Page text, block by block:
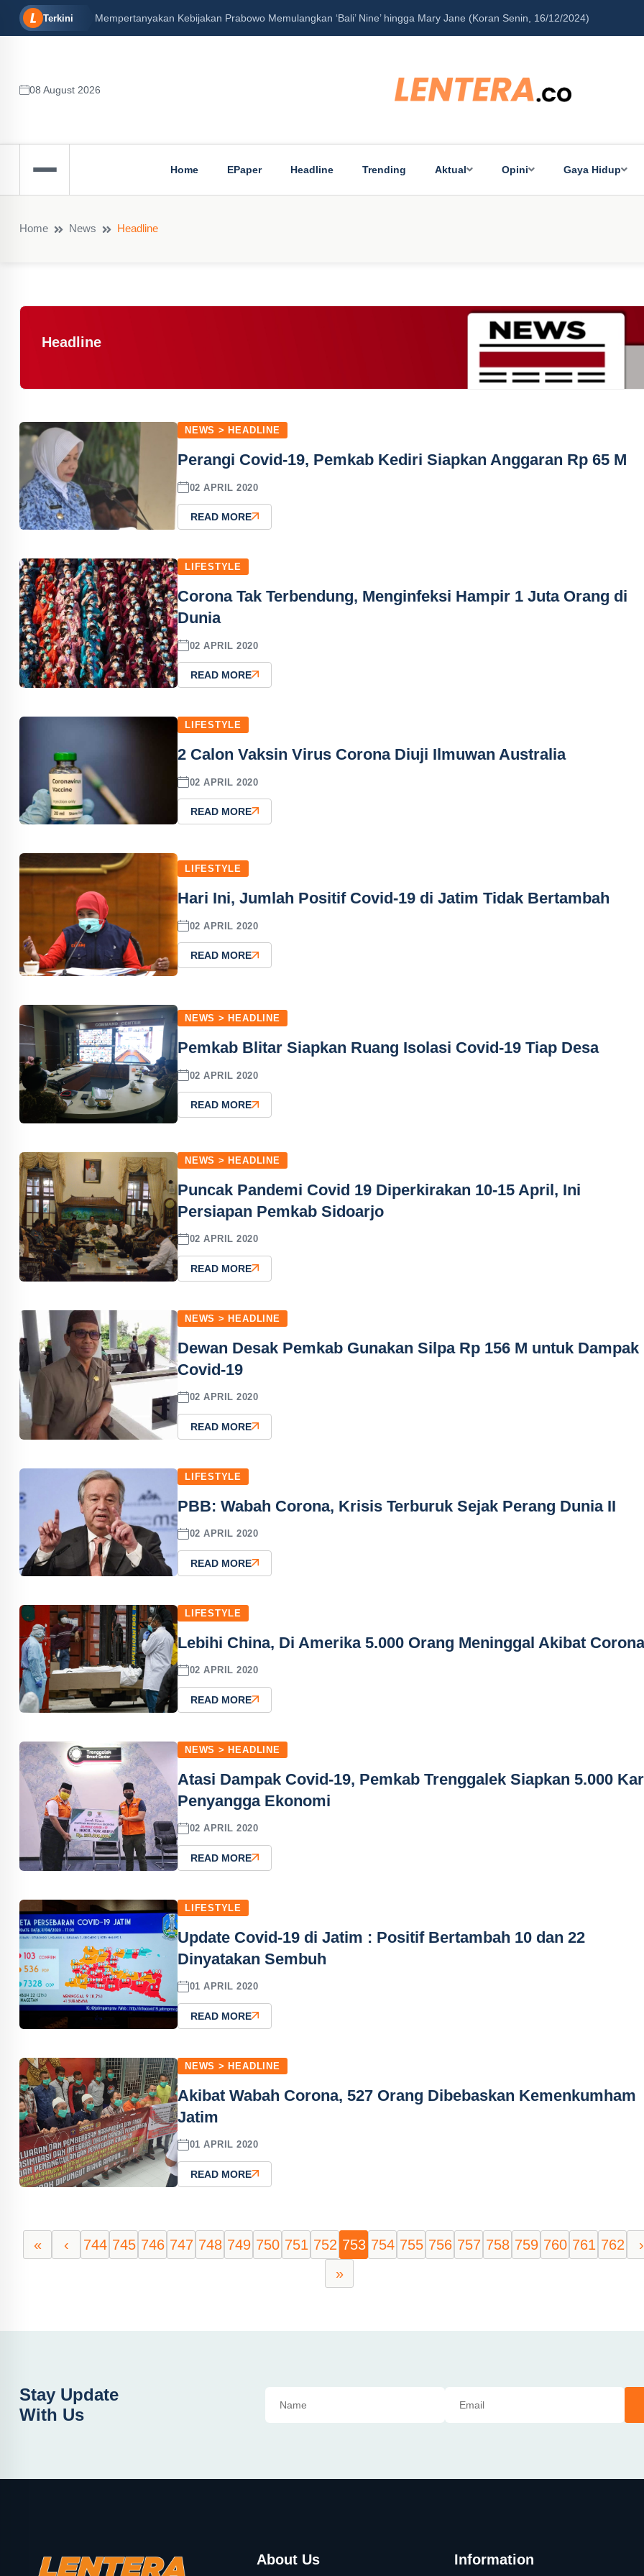
Terkini Mempertanyakan Kebijakan Prabowo Memulangkan ‘Bali’ Nine’ hingga Mary Jane (Koran Senin, 16/12/2024)
08 August 2026
Home EPaper Headline Trending Aktual Opini Gaya Hidup
Home News Headline
Headline
NEWS > HEADLINE
Perangi Covid-19, Pemkab Kediri Siapkan Anggaran Rp 65 M
02 APRIL 2020
READ MORE
LIFESTYLE
Corona Tak Terbendung, Menginfeksi Hampir 1 Juta Orang di
Dunia
02 APRIL 2020
READ MORE
LIFESTYLE
2 Calon Vaksin Virus Corona Diuji Ilmuwan Australia
02 APRIL 2020
READ MORE
LIFESTYLE
Hari Ini, Jumlah Positif Covid-19 di Jatim Tidak Bertambah
02 APRIL 2020
READ MORE
NEWS > HEADLINE
Pemkab Blitar Siapkan Ruang Isolasi Covid-19 Tiap Desa
02 APRIL 2020
READ MORE
NEWS > HEADLINE
Puncak Pandemi Covid 19 Diperkirakan 10-15 April, Ini
Persiapan Pemkab Sidoarjo
02 APRIL 2020
READ MORE
NEWS > HEADLINE
Dewan Desak Pemkab Gunakan Silpa Rp 156 M untuk Dampak
Covid-19
02 APRIL 2020
READ MORE
LIFESTYLE
PBB: Wabah Corona, Krisis Terburuk Sejak Perang Dunia II
02 APRIL 2020
READ MORE
LIFESTYLE
Lebihi China, Di Amerika 5.000 Orang Meninggal Akibat Corona
02 APRIL 2020
READ MORE
NEWS > HEADLINE
Atasi Dampak Covid-19, Pemkab Trenggalek Siapkan 5.000
Penyangga Ekonomi
02 APRIL 2020
READ MORE
LIFESTYLE
Update Covid-19 di Jatim : Positif Bertambah 10 dan 22
Dinyatakan Sembuh
01 APRIL 2020
READ MORE
NEWS > HEADLINE
Akibat Wabah Corona, 527 Orang Dibebaskan Kemenkumham
Jatim
01 APRIL 2020
READ MORE
« ‹ 744 745 746 747 748 749 750 751 752 753 754 755 756 757 758 759 760 761 762
›
»
Stay Update
With Us
About Us Information